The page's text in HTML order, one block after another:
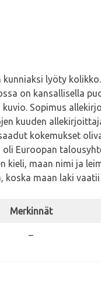
lyöty
on kansallisella
Sopimus
kuuden
kokemukset
Euroopan
kieli, maan nimi ja
koska maan laki
Merkinnät
–